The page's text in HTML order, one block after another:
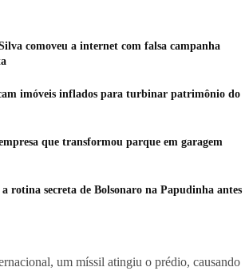
comoveu a internet com falsa campanha
imóveis inflados para turbinar patrimônio do
que transformou parque em garagem
a rotina secreta de Bolsonaro na Papudinha antes
um míssil atingiu o prédio, causando